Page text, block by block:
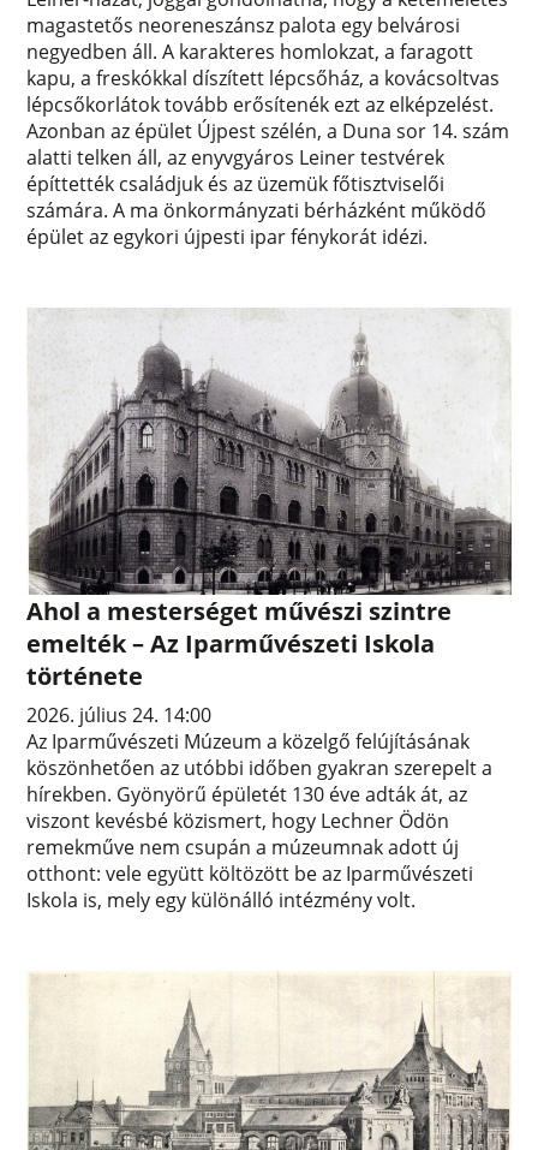
magastetős neoreneszánsz palota egy belvárosi
negyedben áll. A karakteres homlokzat, a faragott
kapu, a freskókkal díszített lépcsőház, a kovácsoltvas
lépcsőkorlátok tovább erősítenék ezt az elképzelést.
Azonban az épület Újpest szélén, a Duna sor 14. szám
alatti telken áll, az enyvgyáros Leiner testvérek
építtették családjuk és az üzemük főtisztviselői
számára. A ma önkormányzati bérházként működő
épület az egykori újpesti ipar fénykorát idézi.
Ahol a mesterséget művészi szintre
emelték – Az Iparművészeti Iskola
története
2026. július 24. 14:00
Az Iparművészeti Múzeum a közelgő felújításának
köszönhetően az utóbbi időben gyakran szerepelt a
hírekben. Gyönyörű épületét 130 éve adták át, az
viszont kevésbé közismert, hogy Lechner Ödön
remekműve nem csupán a múzeumnak adott új
otthont: vele együtt költözött be az Iparművészeti
Iskola is, mely egy különálló intézmény volt.